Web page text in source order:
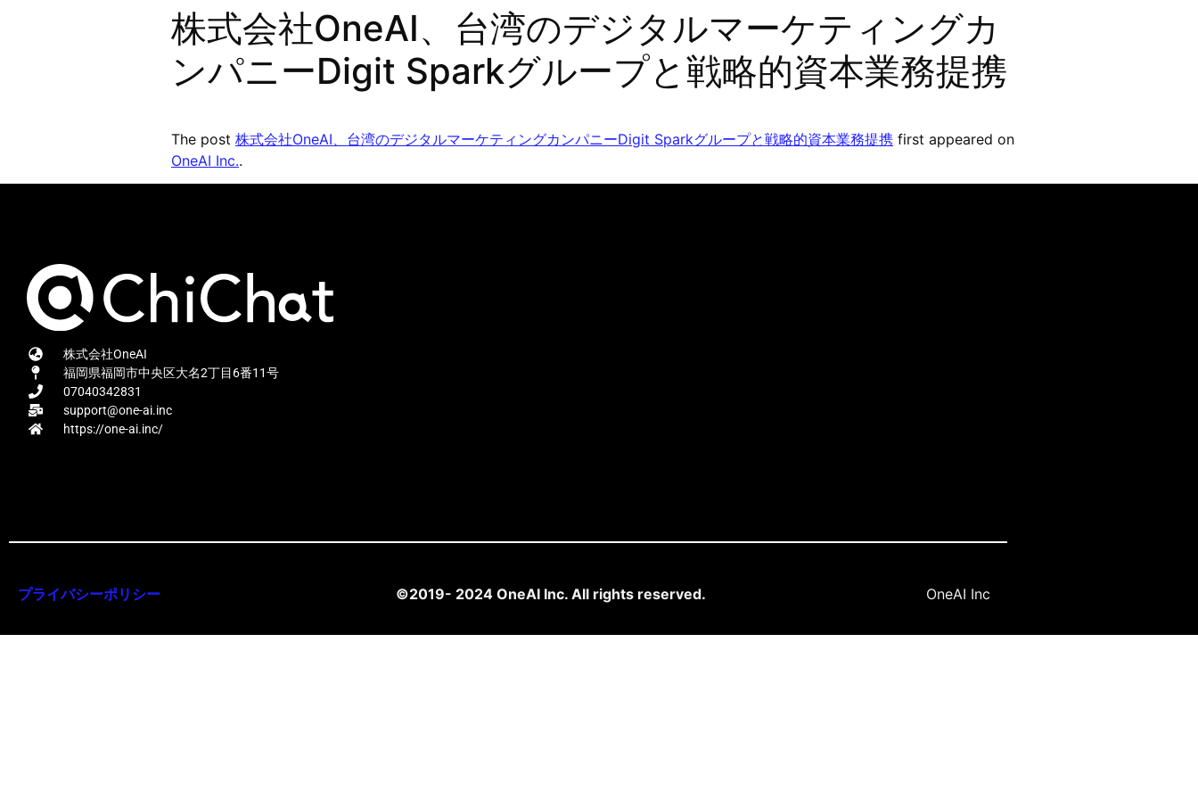
株式会社OneAI、台湾のデジタルマーケティングカ
ンパニーDigit Sparkグループと戦略的資本業務提携
The post 株式会社OneAI、台湾のデジタルマーケティングカンパニーDigit Sparkグループと戦略的資本業務提携 first appeared on
OneAI Inc..
株式会社OneAI
福岡県福岡市中央区大名2丁目6番11号
07040342831
support@one-ai.inc
https://one-ai.inc/
プライバシーポリシー ©2019- 2024 OneAI Inc. All rights reserved. OneAI Inc